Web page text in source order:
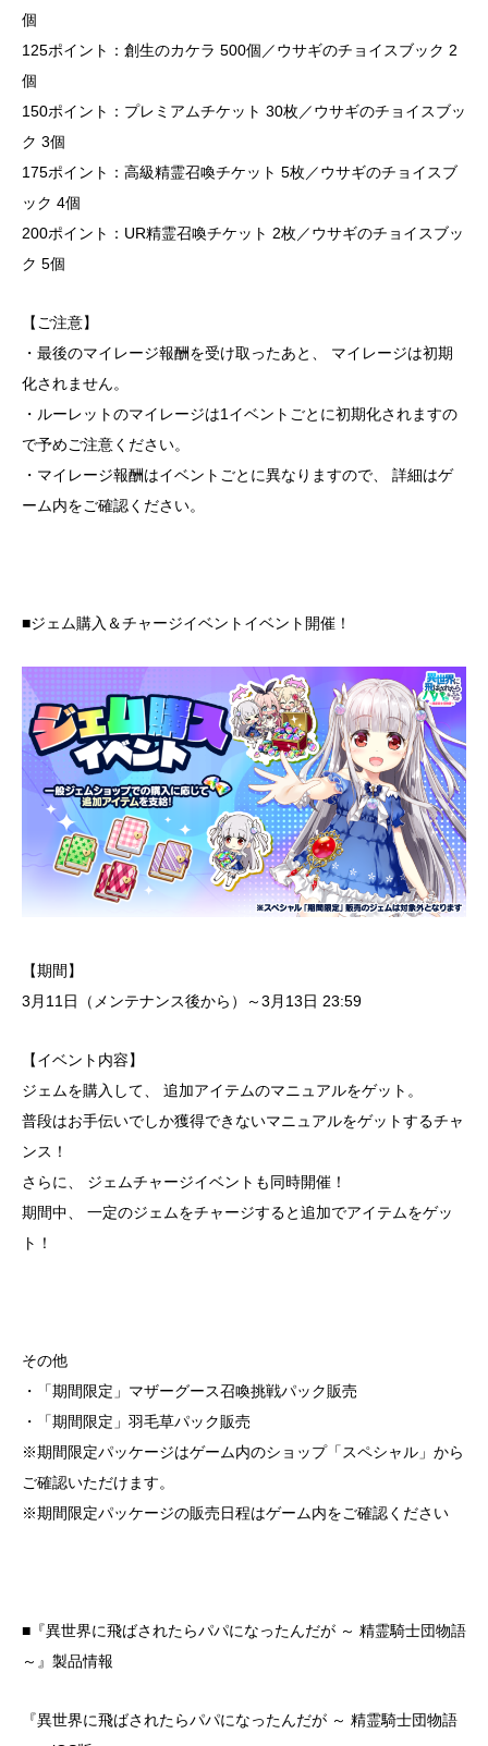
個
125ポイント：創生のカケラ 500個／ウサギのチョイスブック 2
個
150ポイント：プレミアムチケット 30枚／ウサギのチョイスブッ
ク 3個
175ポイント：高級精霊召喚チケット 5枚／ウサギのチョイスブ
ック 4個
200ポイント：UR精霊召喚チケット 2枚／ウサギのチョイスブッ
ク 5個
【ご注意】
・最後のマイレージ報酬を受け取ったあと、 マイレージは初期
化されません。
・ルーレットのマイレージは1イベントごとに初期化されますの
で予めご注意ください。
・マイレージ報酬はイベントごとに異なりますので、 詳細はゲ
ーム内をご確認ください。
■ジェム購入＆チャージイベントイベント開催！
【期間】
3月11日（メンテナンス後から）～3月13日 23:59
【イベント内容】
ジェムを購入して、 追加アイテムのマニュアルをゲット。
普段はお手伝いでしか獲得できないマニュアルをゲットするチャ
ンス！
さらに、 ジェムチャージイベントも同時開催！
期間中、 一定のジェムをチャージすると追加でアイテムをゲッ
ト！
その他
・「期間限定」マザーグース召喚挑戦パック販売
・「期間限定」羽毛草パック販売
※期間限定パッケージはゲーム内のショップ「スペシャル」から
ご確認いただけます。
※期間限定パッケージの販売日程はゲーム内をご確認ください
■『異世界に飛ばされたらパパになったんだが ～ 精霊騎士団物語
～』製品情報
『異世界に飛ばされたらパパになったんだが ～ 精霊騎士団物語